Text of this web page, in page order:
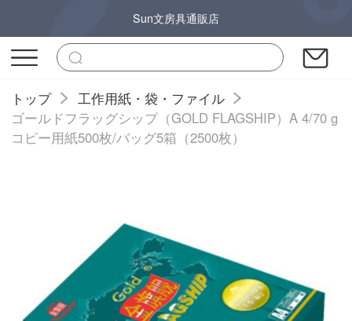
Sun文房具通販店
トップ
工作用紙・袋・ファイル
ゴールドフラッグシップ（GOLD FLAGSHIP）A 4/70 g
コピー用紙500枚/バッグ5箱（2500枚）